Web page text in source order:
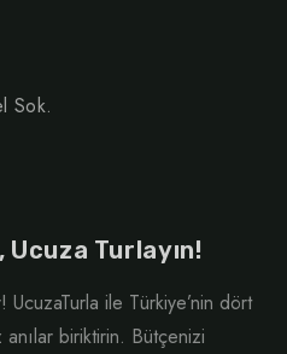
Sok.
Turlayın!
ile Türkiye’nin dört
biriktirin. Bütçenizi